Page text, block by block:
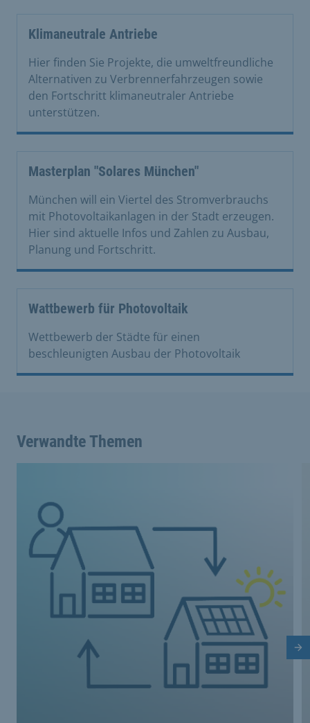
Klimaneutrale Antriebe
Hier finden Sie Projekte, die umweltfreundliche
Alternativen zu Verbrennerfahrzeugen sowie
den Fortschritt klimaneutraler Antriebe
unterstützen.
Masterplan "Solares München"
München will ein Viertel des Stromverbrauchs
mit Photovoltaikanlagen in der Stadt erzeugen.
Hier sind aktuelle Infos und Zahlen zu Ausbau,
Planung und Fortschritt.
Wattbewerb für Photovoltaik
Wettbewerb der Städte für einen
beschleunigten Ausbau der Photovoltaik
Verwandte Themen